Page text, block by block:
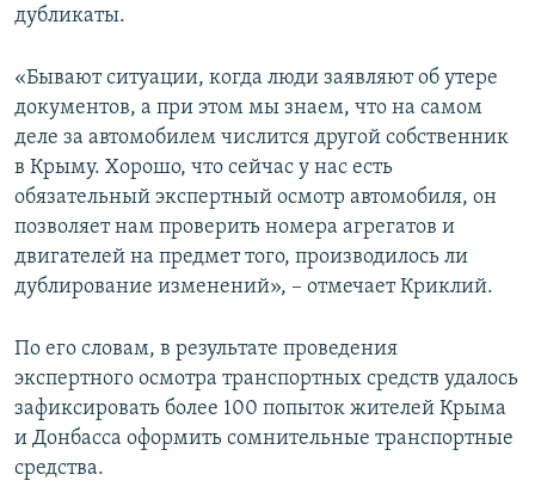
дубликаты.
«Бывают ситуации, когда люди заявляют об утере
документов, а при этом мы знаем, что на самом
деле за автомобилем числится другой собственник
в Крыму. Хорошо, что сейчас у нас есть
обязательный экспертный осмотр автомобиля, он
позволяет нам проверить номера агрегатов и
двигателей на предмет того, производилось ли
дублирование изменений», – отмечает Криклий.
По его словам, в результате проведения
экспертного осмотра транспортных средств удалось
зафиксировать более 100 попыток жителей Крыма
и Донбасса оформить сомнительные транспортные
средства.